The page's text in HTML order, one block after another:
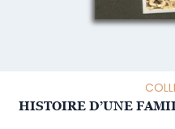
HISTOIRE D’UNE